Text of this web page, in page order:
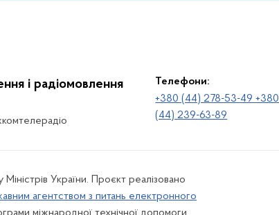
і радіомовлення
Телефони:
+380 (44) 278-53-49 +380
(44) 239-63-89
Міністрів України. Проєкт реалізовано
агентством з питань електронного